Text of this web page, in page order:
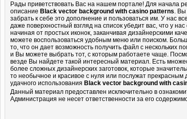
Рады приветствовать Вас на нашем портале! Для начала
описание Black vector background with casino patterns. Вы
забрать к себе это дополнение и пользоваться им. У нас
даже поверхностный взгляд на список убедит вас, что у нас
начиная от простых иконок, заканчивая дизайнерскими
можете воспользоваться удобным меню или поиском.
то, что он дает возможность получить файл с нескольких
и Вы можете выбрать тот, с которым работаете чаще.
везде Вы найдете такой интересный материал. Есть
более сложных дизайнерских заготовок, которые
то необычное и красивое с нуля или послужат
удачного использования Black vector background with
Данный материал предоставлен исключительно в
Администрация не несет ответственности за его